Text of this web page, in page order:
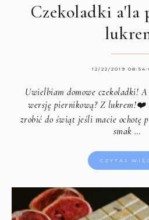
Czekoladki a'la
12/22/2019
Uwielbiam domowe czekoladki!
wersję piernikową? Z lukrem!❤️
zrobić do świąt jeśli macie ochotę
smak …
CZYTAJ